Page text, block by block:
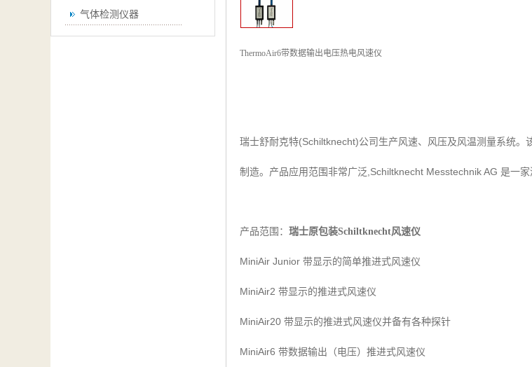
气体检测仪器
ThermoAir6带数据输出电压热电风速仪
瑞士舒耐克特(Schiltknecht)公司生产风速、风压及风温测量系统。
制造。产品应用范围非常广泛 ,Schiltknecht Messtechnik AG 是一家
产品范围： 瑞士原包装Schiltknecht风速仪
MiniAir Junior 带显示的简单推进式风速仪
MiniAir2 带显示的推进式风速仪
MiniAir20 带显示的推进式风速仪并备有各种探针
MiniAir6 带数据输出（电压）推进式风速仪